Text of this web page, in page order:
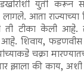
बंडखोरांशी युती
आता
टीका केली आहे.
आहे. शिवाय,
चक्रा
झाला की काय,